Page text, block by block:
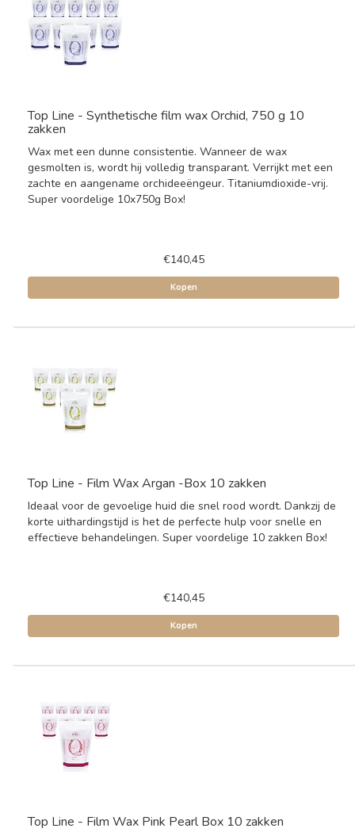
Top Line - Synthetische film wax Orchid, 750 g 10
zakken
Wax met een dunne consistentie. Wanneer de wax
gesmolten is, wordt hij volledig transparant. Verrijkt met een
zachte en aangename orchideeëngeur. Titaniumdioxide-vrij.
Super voordelige 10x750g Box!
€140,45
Kopen
Top Line - Film Wax Argan -Box 10 zakken
Ideaal voor de gevoelige huid die snel rood wordt. Dankzij de
korte uithardingstijd is het de perfecte hulp voor snelle en
effectieve behandelingen. Super voordelige 10 zakken Box!
€140,45
Kopen
Top Line - Film Wax Pink Pearl Box 10 zakken